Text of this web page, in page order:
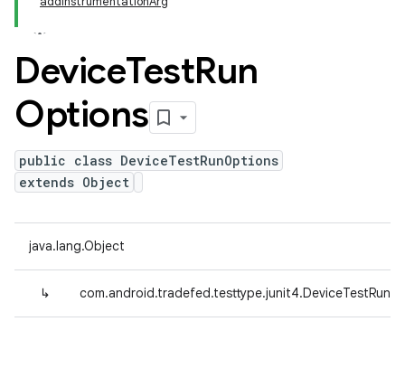
DeviceTestRun
Options
public class DeviceTestRunOptions
extends Object
java.lang.Object
↳